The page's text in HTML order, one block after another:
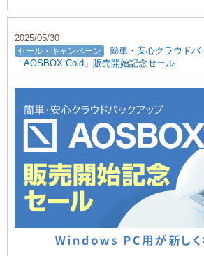
2025/05/30
セール・キャンペーン
簡単・安心クラウドバ
「AOSBOX Cold」販売開始記念セール